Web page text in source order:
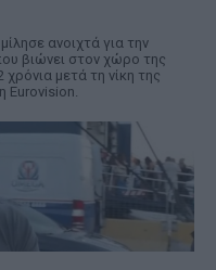
ανοιχτά για την
βιώνει στον χώρο της
χρόνια μετά τη νίκη της
Eurovision.